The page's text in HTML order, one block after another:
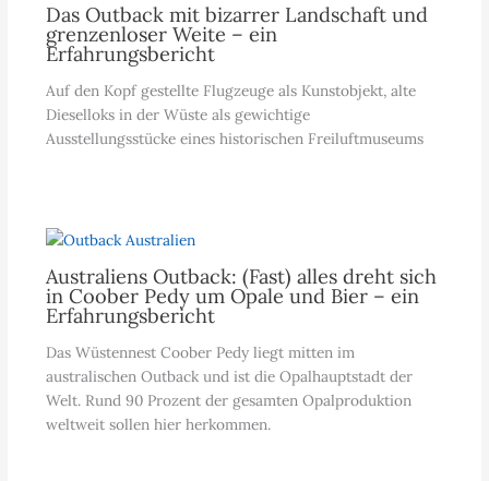
Das Outback mit bizarrer Landschaft und
grenzenloser Weite – ein
Erfahrungsbericht
Auf den Kopf gestellte Flugzeuge als Kunstobjekt, alte
Dieselloks in der Wüste als gewichtige
Ausstellungsstücke eines historischen Freiluftmuseums
Australiens Outback: (Fast) alles dreht sich
in Coober Pedy um Opale und Bier – ein
Erfahrungsbericht
Das Wüstennest Coober Pedy liegt mitten im
australischen Outback und ist die Opalhauptstadt der
Welt. Rund 90 Prozent der gesamten Opalproduktion
weltweit sollen hier herkommen.